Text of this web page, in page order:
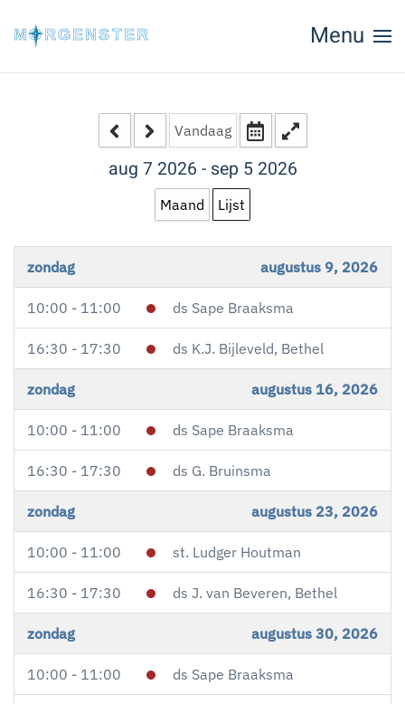
Menu
Vandaag
aug 7 2026 - sep 5 2026
Maand Lijst
zondag augustus 9, 2026
10:00 - 11:00 ds Sape Braaksma
16:30 - 17:30 ds K.J. Bijleveld, Bethel
zondag augustus 16, 2026
10:00 - 11:00 ds Sape Braaksma
16:30 - 17:30 ds G. Bruinsma
zondag augustus 23, 2026
10:00 - 11:00 st. Ludger Houtman
16:30 - 17:30 ds J. van Beveren, Bethel
zondag augustus 30, 2026
10:00 - 11:00 ds Sape Braaksma